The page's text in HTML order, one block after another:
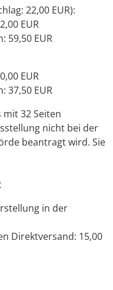
22,00 EUR):
EUR
59,50 EUR
EUR
37,50 EUR
mit 32 Seiten
nicht bei der
beantragt wird. Sie
in der
Direktversand: 15,00